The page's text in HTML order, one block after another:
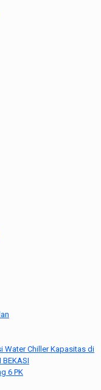
Water Chiller Kapasitas di
BEKASI
6 PK